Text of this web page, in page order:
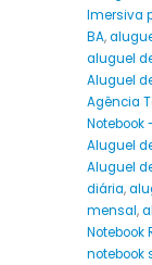
Imersiva
BA,
aluguel
Aluguel
Agência
Aluguel
Aluguel
diária,
mensal,
Notebook
notebook